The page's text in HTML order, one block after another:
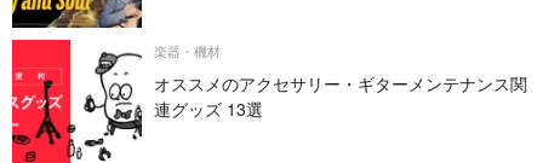
楽器・機材
オススメのアクセサリー・ギターメンテナンス関
連グッズ 13選